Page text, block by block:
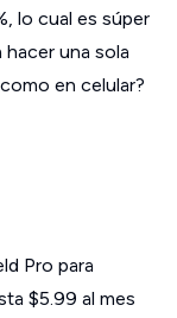
lo cual es súper
una sola
en celular?
Pro para
$5.99 al mes